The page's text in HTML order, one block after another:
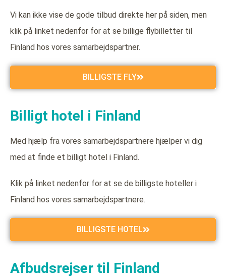
Vi kan ikke vise de gode tilbud direkte her på siden, men
klik på linket nedenfor for at se billige flybilletter til
Finland hos vores samarbejdspartner.
BILLIGSTE FLY
Billigt hotel i Finland
Med hjælp fra vores samarbejdspartnere hjælper vi dig
med at finde et billigt hotel i Finland.
Klik på linket nedenfor for at se de billigste hoteller i
Finland hos vores samarbejdspartnere.
BILLIGSTE HOTEL
Afbudsrejser til Finland